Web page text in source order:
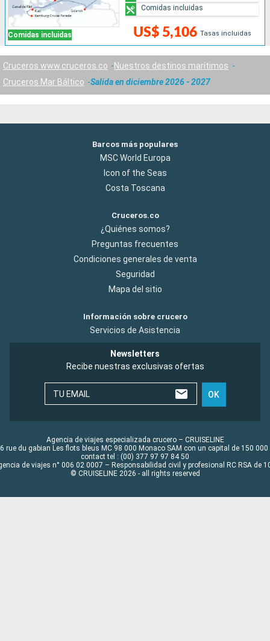
Comidas incluidas US$ 5,106 Tasas incluidas
Comidas incluidas
Cruceros www.cruceros.co
Nuestros destinos marítimos
Cruceros Mar Báltico
Salida en diciembre 2026 - 2027
Barcos más populares
MSC World Europa
Icon of the Seas
Costa Toscana
Cruceros.co
¿Quiénes somos?
Preguntas frecuentes
Condiciones generales de venta
Seguridad
Mapa del sitio
Información sobre crucero
Servicios de Asistencia
Newsletters
Recibe nuestras exclusivas ofertas
TU EMAIL OK
Agencia de viajes especializada crucero – CRUISELINE
rue du gabian Les flots bleus MC 98 000 Monaco SAM con un capital de 150 000
contact tel : (00) 377 97 97 84 50
de viajes n° 006 02 0007 – Responsabilidad civil y profesional RC RSA de
© CRUISELINE 2026 - all rights reserved